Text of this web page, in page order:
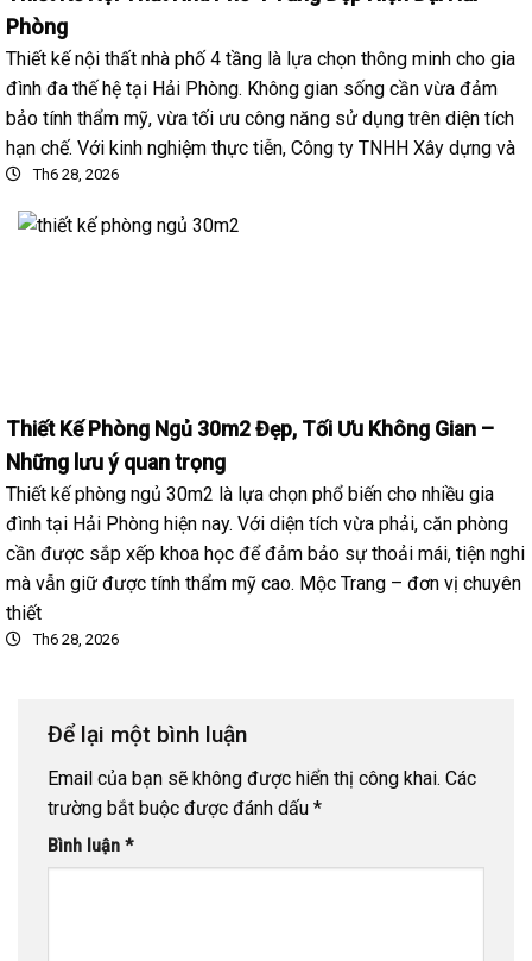
Phòng
Thiết kế nội thất nhà phố 4 tầng là lựa chọn thông minh cho gia
đình đa thế hệ tại Hải Phòng. Không gian sống cần vừa đảm
bảo tính thẩm mỹ, vừa tối ưu công năng sử dụng trên diện tích
hạn chế. Với kinh nghiệm thực tiễn, Công ty TNHH Xây dựng và
Th6 28, 2026
Thiết Kế Phòng Ngủ 30m2 Đẹp, Tối Ưu Không Gian –
Những lưu ý quan trọng
Thiết kế phòng ngủ 30m2 là lựa chọn phổ biến cho nhiều gia
đình tại Hải Phòng hiện nay. Với diện tích vừa phải, căn phòng
cần được sắp xếp khoa học để đảm bảo sự thoải mái, tiện nghi
mà vẫn giữ được tính thẩm mỹ cao. Mộc Trang – đơn vị chuyên
thiết
Th6 28, 2026
Để lại một bình luận
Email của bạn sẽ không được hiển thị công khai. Các
trường bắt buộc được đánh dấu *
Bình luận *